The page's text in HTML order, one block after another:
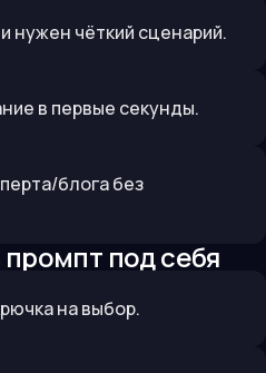
нужен чёткий сценарий.
в первые секунды.
блога без
под себя
на выбор.